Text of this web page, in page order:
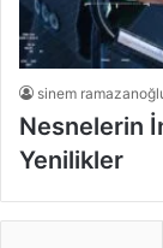
sinem
Nesnelerin
Yenilikler